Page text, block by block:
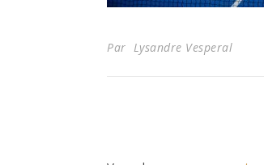
Par Lysandre Vesperal